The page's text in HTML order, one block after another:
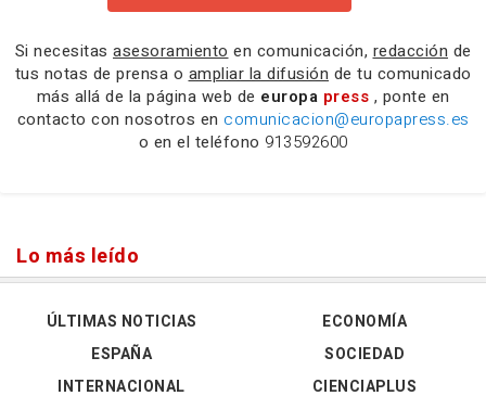
Si necesitas asesoramiento en comunicación, redacción de
tus notas de prensa o ampliar la difusión de tu comunicado
más allá de la página web de europa press , ponte en
contacto con nosotros en comunicacion@europapress.es
o en el teléfono 913592600
Lo más leído
ÚLTIMAS NOTICIAS
ESPAÑA
INTERNACIONAL
ECONOMÍA
SOCIEDAD
CIENCIAPLUS